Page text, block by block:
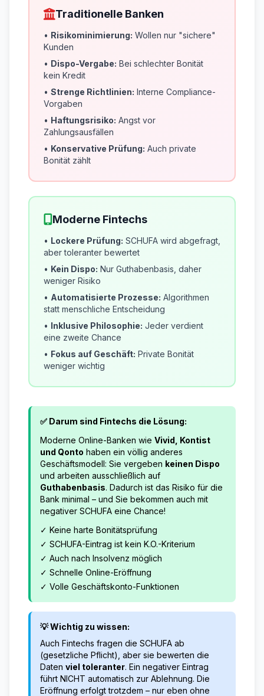
Traditionelle Banken
• Risikominimierung: Wollen nur "sichere"
Kunden
• Dispo-Vergabe: Bei schlechter Bonität
kein Kredit
• Strenge Richtlinien: Interne Compliance-
Vorgaben
• Haftungsrisiko: Angst vor
Zahlungsausfällen
• Konservative Prüfung: Auch private
Bonität zählt
Moderne Fintechs
• Lockere Prüfung: SCHUFA wird abgefragt,
aber toleranter bewertet
• Kein Dispo: Nur Guthabenbasis, daher
weniger Risiko
• Automatisierte Prozesse: Algorithmen
statt menschliche Entscheidung
• Inklusive Philosophie: Jeder verdient
eine zweite Chance
• Fokus auf Geschäft: Private Bonität
weniger wichtig
✅ Darum sind Fintechs die Lösung:
Moderne Online-Banken wie Vivid, Kontist
und Qonto haben ein völlig anderes
Geschäftsmodell: Sie vergeben keinen Dispo
und arbeiten ausschließlich auf
Guthabenbasis. Dadurch ist das Risiko für die
Bank minimal – und Sie bekommen auch mit
negativer SCHUFA eine Chance!
✓ Keine harte Bonitätsprüfung
✓ SCHUFA-Eintrag ist kein K.O.-Kriterium
✓ Auch nach Insolvenz möglich
✓ Schnelle Online-Eröffnung
✓ Volle Geschäftskonto-Funktionen
💡 Wichtig zu wissen:
Auch Fintechs fragen die SCHUFA ab
(gesetzliche Pflicht), aber sie bewerten die
Daten viel toleranter. Ein negativer Eintrag
führt NICHT automatisch zur Ablehnung. Die
Eröffnung erfolgt trotzdem – nur eben ohne